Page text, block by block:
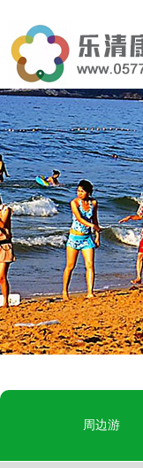
周边游